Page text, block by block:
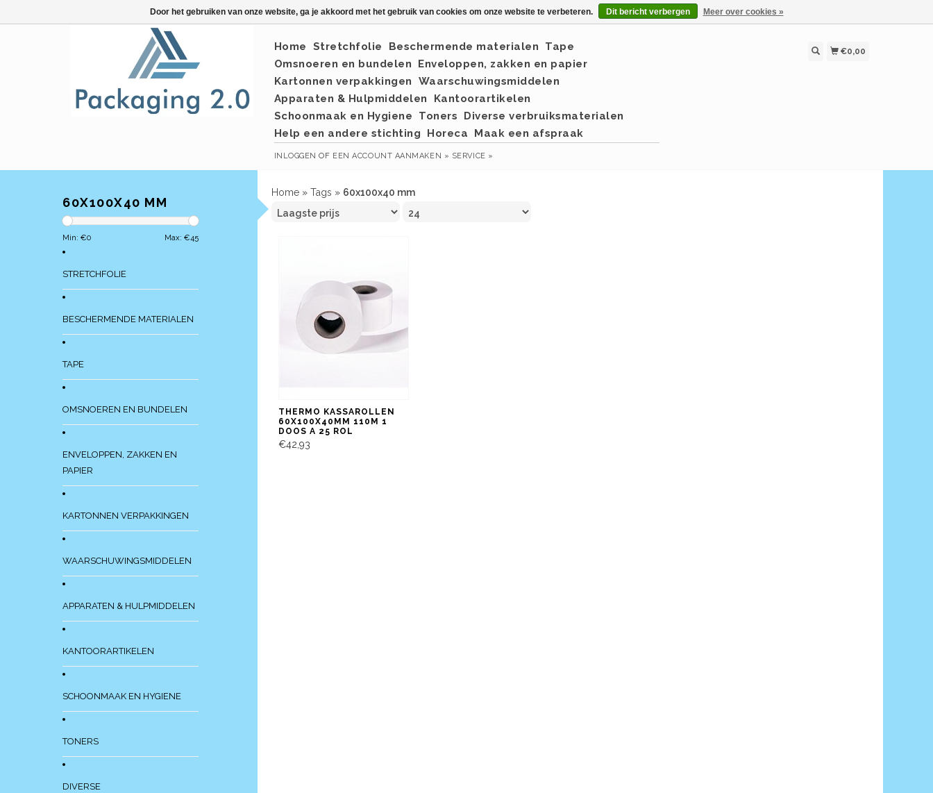
Home Stretchfolie Beschermende materialen
Tape
Omsnoeren en bundelen
Enveloppen, zakken en papier
Kartonnen verpakkingen
Waarschuwingsmiddelen
Apparaten & Hulpmiddelen
Kantoorartikelen
Schoonmaak en Hygiene
Toners
Diverse verbruiksmaterialen
Help een andere stichting
Horeca Maak een afspraak
INLOGGEN OF EEN ACCOUNT AANMAKEN » SERVICE »
€0,00
60X100X40 MM
Min: €0 Max: €45
STRETCHFOLIE
BESCHERMENDE MATERIALEN
TAPE
OMSNOEREN EN BUNDELEN
ENVELOPPEN, ZAKKEN EN
PAPIER
KARTONNEN VERPAKKINGEN
WAARSCHUWINGSMIDDELEN
APPARATEN & HULPMIDDELEN
KANTOORARTIKELEN
SCHOONMAAK EN HYGIENE
TONERS
DIVERSE
Home » Tags » 60x100x40 mm
THERMO KASSAROLLEN
60X100X40MM 110M 1
DOOS A 25 ROL
€42,93
Door het gebruiken van onze website, ga je akkoord met het gebruik van cookies om onze website te verbeteren. Dit bericht verbergen Meer over cookies »